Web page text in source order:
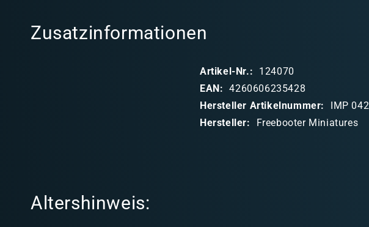
a
n
Zusatzinformationen
Artikel-Nr.:
124070
EAN:
4260606235428
Hersteller Artikelnummer:
IMP 042
Hersteller:
Freebooter Miniatures
Altershinweis: